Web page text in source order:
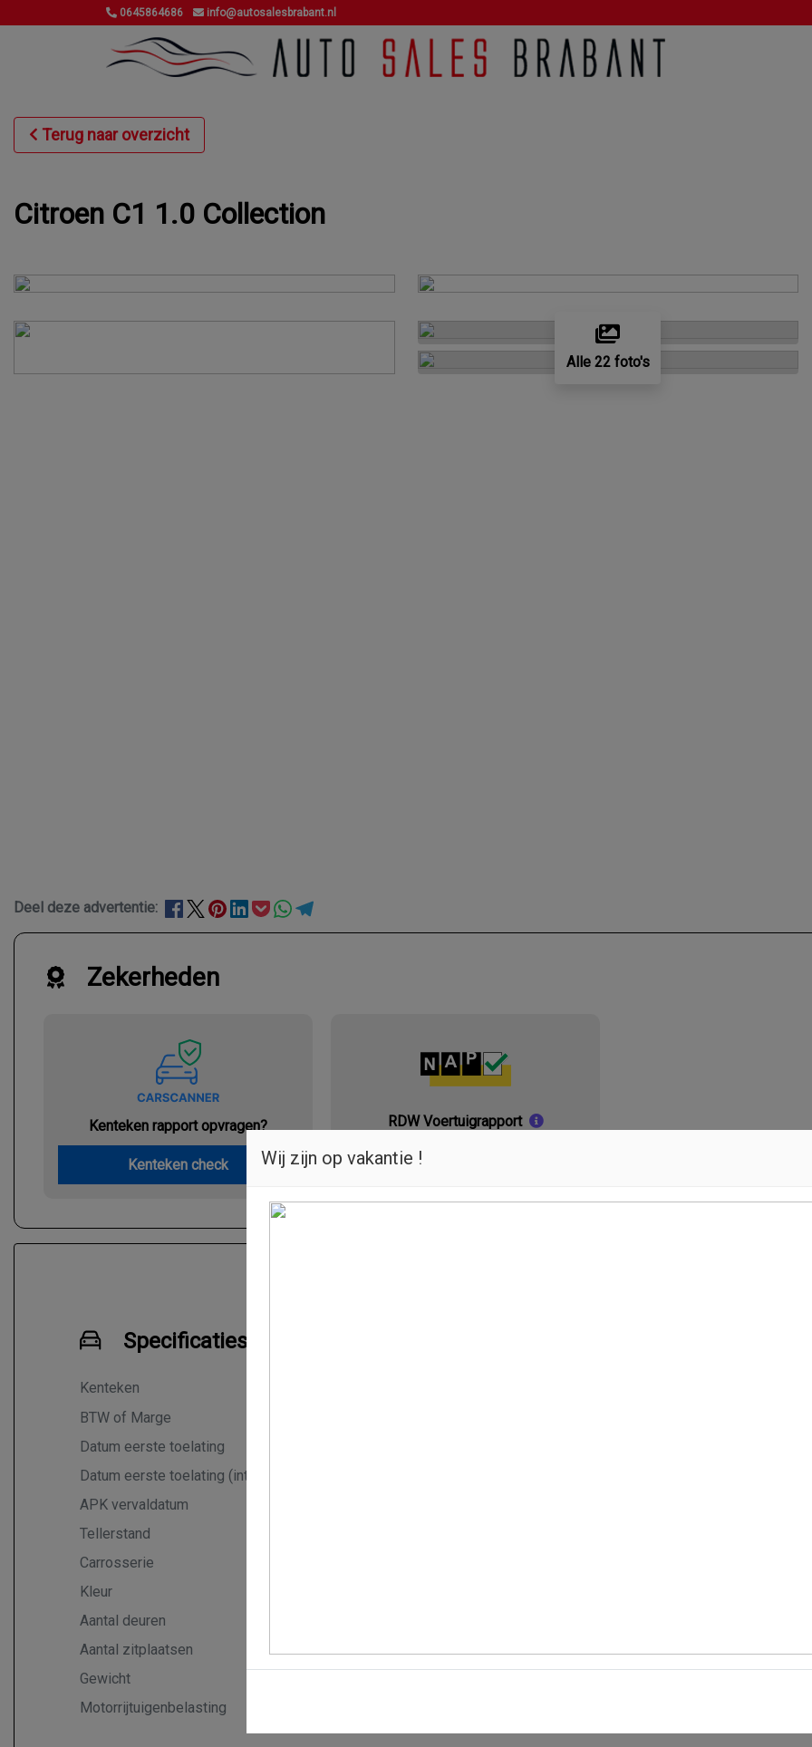
0645864686 info@autosalesbrabant.nl
Terug naar overzicht
Citroen C1 1.0 Collection
Alle 22 foto's
Deel deze advertentie:
Zekerheden
Kenteken rapport opvragen?
Kenteken check
RDW Voertuigrapport
Bekijk het rapport
Specificaties
Kenteken
BTW of Marge
Datum eerste toelating
Datum eerste toelating (internationaal)
APK vervaldatum
Tellerstand
Carrosserie
Kleur
Aantal deuren
Aantal zitplaatsen
4
Gewicht
Motorrijtuigenbelasting
Wij zijn op vakantie !